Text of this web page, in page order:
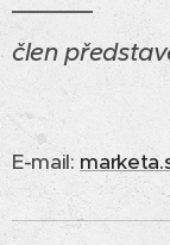
člen
E-mail: